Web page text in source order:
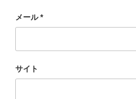
メール*
サイト